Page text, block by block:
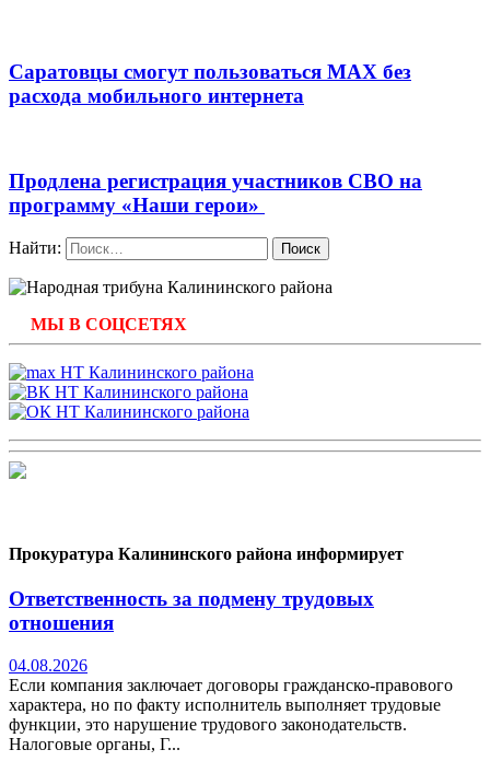
Саратовцы смогут пользоваться МАХ без
расхода мобильного интернета
Продлена регистрация участников СВО на
программу «Наши герои»
Найти:
МЫ В СОЦСЕТЯХ
Прокуратура Калининского района информирует
Ответственность за подмену трудовых
отношения
04.08.2026
Если компания заключает договоры гражданско-правового
характера, но по факту исполнитель выполняет трудовые
функции, это нарушение трудового законодательств.
Налоговые органы, Г...